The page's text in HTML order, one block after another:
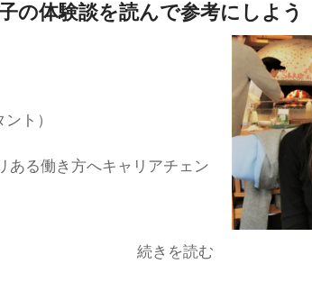
の体験談を読んで参考にしよう
ト）
ある働き方へキャリアチェン
続きを読む